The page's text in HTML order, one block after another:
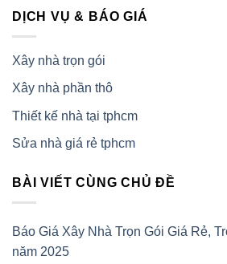
DỊCH VỤ & BÁO GIÁ
Xây nhà trọn gói
Xây nhà phần thô
Thiết kế nhà tại tphcm
Sửa nhà giá rẻ tphcm
BÀI VIẾT CÙNG CHỦ ĐỀ
Báo Giá Xây Nhà Trọn Gói Giá Rẻ,
năm 2025